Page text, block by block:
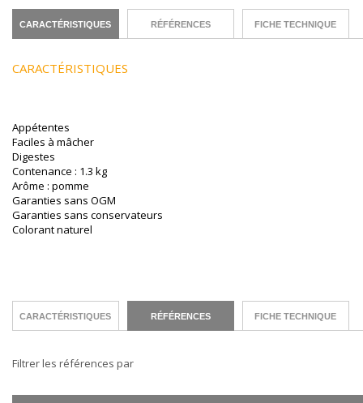
CARACTÉRISTIQUES RÉFÉRENCES FICHE TECHNIQUE
CARACTÉRISTIQUES
Appétentes
Faciles à mâcher
Digestes
Contenance : 1.3 kg
Arôme : pomme
Garanties sans OGM
Garanties sans conservateurs
Colorant naturel
CARACTÉRISTIQUES RÉFÉRENCES FICHE TECHNIQUE
Filtrer les références par